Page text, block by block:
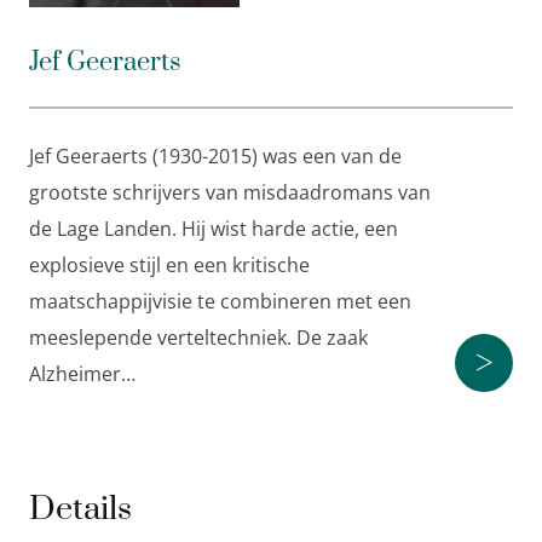
zijn niet te overzien, en de situatie loopt finaal uit de
hand.
symptomen van BPD heeft Jef Geeraerts grondig
bestudeerd.
Jef Geeraerts (1930) is de grootmeester van de crime
in de Lage Landen. In zijn misdaadromans weet hij
harde actie, een explosieve stijl en een kritische
maatschappijvisie te combineren met een
Het laatste nieuws
Jef Geeraerts
Jef Geeraerts (1930-2015) was een van de
grootste schrijvers van misdaadromans van
de Lage Landen. Hij wist harde actie, een
explosieve stijl en een kritische
maatschappijvisie te combineren met een
meeslepende verteltechniek. De zaak
Alzheimer…
>
Details